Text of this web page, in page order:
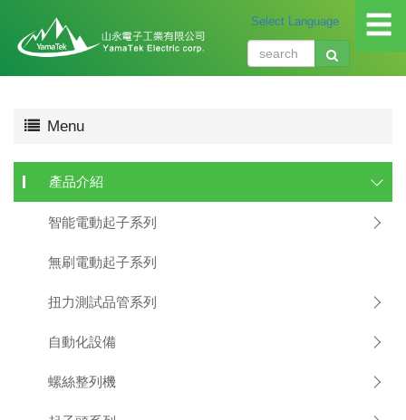
☰
About
us
紹
領
Menu
產品介紹
智能電動起子系列
無刷電動起子系列
扭力測試品管系列
自動化設備
螺絲整列機